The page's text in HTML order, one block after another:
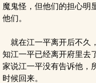
魔鬼怪，但他们的担心明
他们。
就在江一平离开后不久
知江一平已经离开府里去
家说江一平没有告诉他，
时候回来。